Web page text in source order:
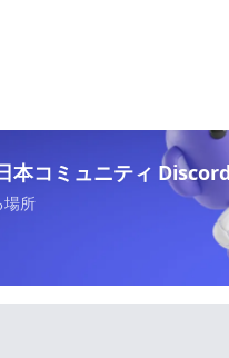
本コミュニティ Discord
場所